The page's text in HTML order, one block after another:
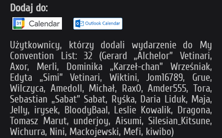
Dodaj do:
Użytkownicy, którzy dodali wydarzenie do My
Convention List: 32 (Gerard „Alchelor” Vetinari,
Axor, Merli, Dominika „Karzeł-chan” Wrześniak,
Edyta „Simi” Vetinari, Wiktini, Jom16789, Grue,
Wilczyca, Amedoll, Michał, RaxO, Amder555, Tora,
Sebastian „Sabat” Sabat, Ryśka, Daria Liduk, Maja,
Jelly, irysek, BloodyBaal, Leslie Kowalik, Dragona,
Tomasz Marut, underjoy, Aisumi, Silesian_Kitsune,
Wichurra, Nini, Mackojewski, Mefi, kiwibo)